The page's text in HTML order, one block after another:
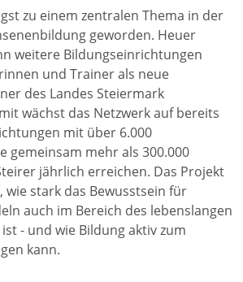
zu einem zentralen Thema in der
geworden. Heuer
weitere Bildungseinrichtungen
und Trainer als neue
des Landes Steiermark
wächst das Netzwerk auf bereits
mit über 6.000
gemeinsam mehr als 300.000
jährlich erreichen. Das Projekt
wie stark das Bewusstsein für
auch im Bereich des lebenslangen
- und wie Bildung aktiv zum
kann.